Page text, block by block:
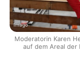
Imago
Moderatorin Karen
auf dem Areal der